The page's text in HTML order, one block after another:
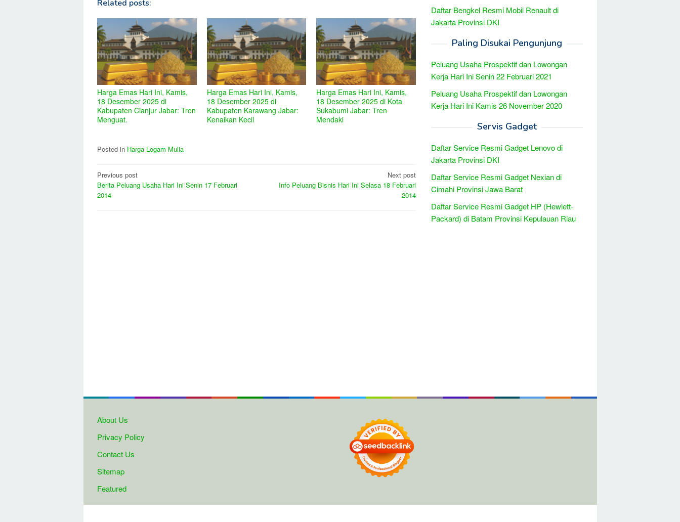
Related posts:
Harga Emas Hari Ini, Kamis,
18 Desember 2025 di
Kabupaten Cianjur Jabar: Tren
Menguat.
Harga Emas Hari Ini, Kamis,
18 Desember 2025 di
Kabupaten Karawang Jabar:
Kenaikan Kecil
Harga Emas Hari Ini, Kamis,
18 Desember 2025 di Kota
Sukabumi Jabar: Tren
Mendaki
Posted in Harga Logam Mulia
Post
navigation
Previous post
Berita Peluang Usaha Hari Ini Senin 17 Februari
2014
Next post
Info Peluang Bisnis Hari Ini Selasa 18 Februari
2014
Daftar Bengkel Resmi Mobil Renault di
Jakarta Provinsi DKI
Paling Disukai Pengunjung
Peluang Usaha Prospektif dan Lowongan
Kerja Hari Ini Senin 22 Februari 2021
Peluang Usaha Prospektif dan Lowongan
Kerja Hari Ini Kamis 26 November 2020
Servis Gadget
Daftar Service Resmi Gadget Lenovo di
Jakarta Provinsi DKI
Daftar Service Resmi Gadget Nexian di
Cimahi Provinsi Jawa Barat
Daftar Service Resmi Gadget HP (Hewlett-
Packard) di Batam Provinsi Kepulauan Riau
About Us
Privacy Policy
Contact Us
Sitemap
Featured